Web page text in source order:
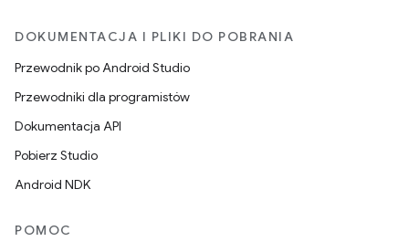
DOKUMENTACJA I PLIKI DO POBRANIA
Przewodnik po Android Studio
Przewodniki dla programistów
Dokumentacja API
Pobierz Studio
Android NDK
POMOC